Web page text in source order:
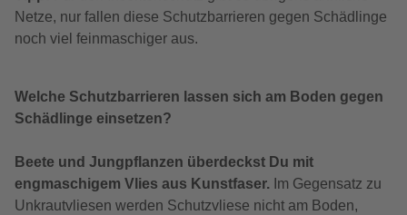
Netze, nur fallen diese Schutzbarrieren gegen Schädlinge
noch viel feinmaschiger aus.
Welche Schutzbarrieren lassen sich am Boden gegen
Schädlinge einsetzen?
Beete und Jungpflanzen überdeckst Du mit
engmaschigem Vlies aus Kunstfaser. Im Gegensatz zu
Unkrautvliesen werden Schutzvliese nicht am Boden,